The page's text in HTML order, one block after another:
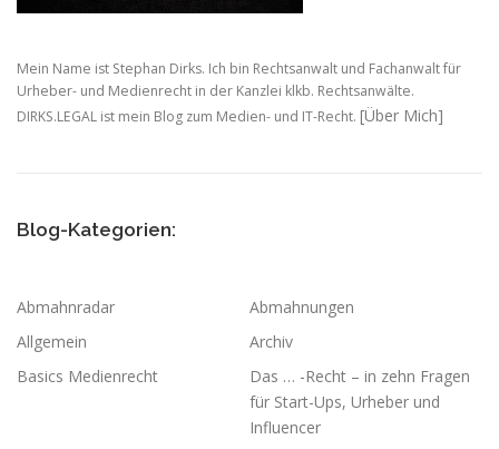
Mein Name ist Stephan Dirks. Ich bin Rechtsanwalt und Fachanwalt für
Urheber- und Medienrecht in der Kanzlei klkb. Rechtsanwälte.
DIRKS.LEGAL ist mein Blog zum Medien- und IT-Recht. [Über Mich]
Blog-Kategorien:
Abmahnradar
Abmahnungen
Allgemein
Archiv
Basics Medienrecht
Das … -Recht – in zehn Fragen
für Start-Ups, Urheber und
Influencer